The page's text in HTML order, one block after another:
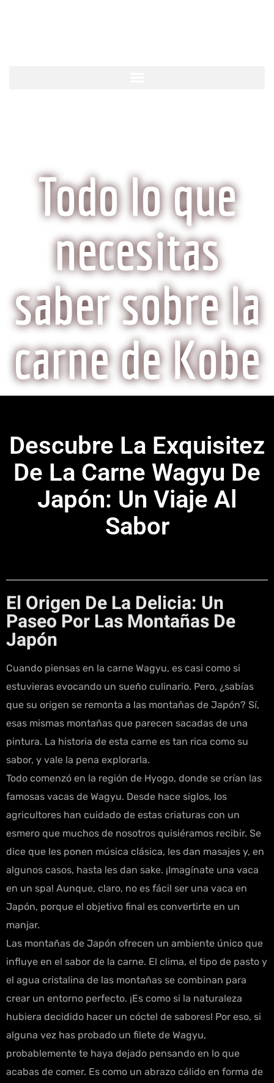
Todo lo que
necesitas
saber sobre la
carne de Kobe
Descubre La Exquisitez
De La Carne Wagyu De
Japón: Un Viaje Al
Sabor
El Origen De La Delicia: Un
Paseo Por Las Montañas De
Japón
Cuando piensas en la carne Wagyu, es casi como si
estuvieras evocando un sueño culinario. Pero, ¿sabías
que su origen se remonta a las montañas de Japón? Sí,
esas mismas montañas que parecen sacadas de una
pintura. La historia de esta carne es tan rica como su
sabor, y vale la pena explorarla.
Todo comenzó en la región de Hyogo, donde se crían las
famosas vacas de Wagyu. Desde hace siglos, los
agricultores han cuidado de estas criaturas con un
esmero que muchos de nosotros quisiéramos recibir. Se
dice que les ponen música clásica, les dan masajes y, en
algunos casos, hasta les dan sake. ¡Imagínate una vaca
en un spa! Aunque, claro, no es fácil ser una vaca en
Japón, porque el objetivo final es convertirte en un
manjar.
Las montañas de Japón ofrecen un ambiente único que
influye en el sabor de la carne. El clima, el tipo de pasto y
el agua cristalina de las montañas se combinan para
crear un entorno perfecto. ¡Es como si la naturaleza
hubiera decidido hacer un cóctel de sabores! Por eso, si
alguna vez has probado un filete de Wagyu,
probablemente te haya dejado pensando en lo que
acabas de comer. Es como un abrazo cálido en forma de